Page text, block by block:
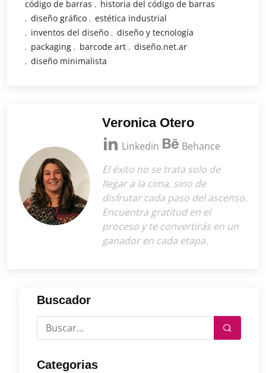
código de barras
historia del código de barras
diseño gráfico
estética industrial
inventos del diseño
diseño y tecnología
packaging
barcode art
diseño.net.ar
diseño minimalista
Veronica Otero
Linkedin
Behance
El éxito no se trata solo de
llegar a la cima, sino de
disfrutar cada paso del ascenso.
Encuentra gratitud en el
proceso y te convertirás en un
ganador en cada etapa.
Buscador
Categorias